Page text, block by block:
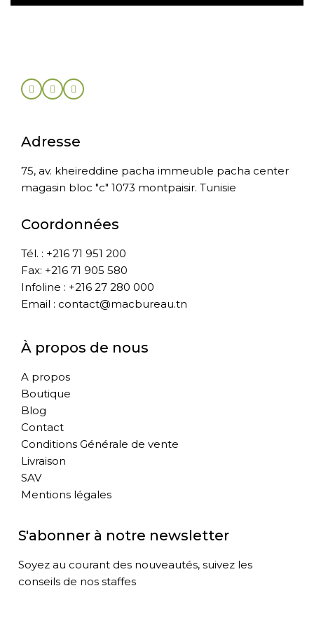
Adresse
75, av. kheireddine pacha immeuble pacha center
magasin bloc "c" 1073 montpaisir. Tunisie
Coordonnées
Tél. : +216 71 951 200
Fax: +216 71 905 580
Infoline : +216 27 280 000
Email : contact@macbureau.tn
À propos de nous
A propos
Boutique
Blog
Contact
Conditions Générale de vente
Livraison
SAV
Mentions légales
S'abonner à notre newsletter
Soyez au courant des nouveautés, suivez les
conseils de nos staffes